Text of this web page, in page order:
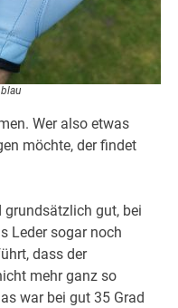
Wer also etwas
möchte, der findet
gut, bei
Leder sogar noch
dass der
mehr ganz so
war bei gut 35 Grad